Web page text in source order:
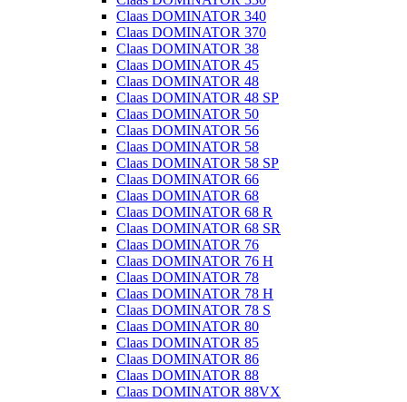
Claas DOMINATOR 340
Claas DOMINATOR 370
Claas DOMINATOR 38
Claas DOMINATOR 45
Claas DOMINATOR 48
Claas DOMINATOR 48 SP
Claas DOMINATOR 50
Claas DOMINATOR 56
Claas DOMINATOR 58
Claas DOMINATOR 58 SP
Claas DOMINATOR 66
Claas DOMINATOR 68
Claas DOMINATOR 68 R
Claas DOMINATOR 68 SR
Claas DOMINATOR 76
Claas DOMINATOR 76 H
Claas DOMINATOR 78
Claas DOMINATOR 78 H
Claas DOMINATOR 78 S
Claas DOMINATOR 80
Claas DOMINATOR 85
Claas DOMINATOR 86
Claas DOMINATOR 88
Claas DOMINATOR 88VX